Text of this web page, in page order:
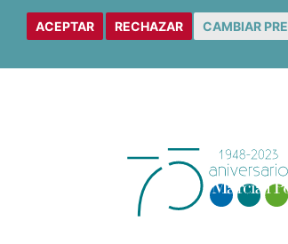
ACEPTAR RECHAZAR CAMBIAR